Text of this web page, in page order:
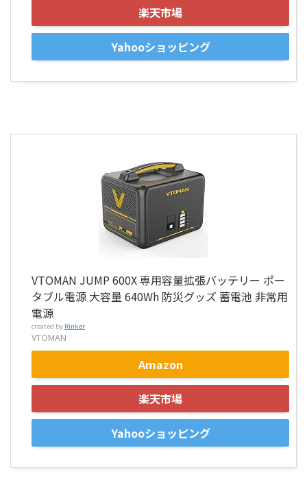
楽天市場
Yahooショッピング
VTOMAN JUMP 600X 専用容量拡張バッテリー ポー
タブル電源 大容量 640Wh 防災グッズ 蓄電池 非常用
電源
created by Rinker
VTOMAN
Amazon
楽天市場
Yahooショッピング